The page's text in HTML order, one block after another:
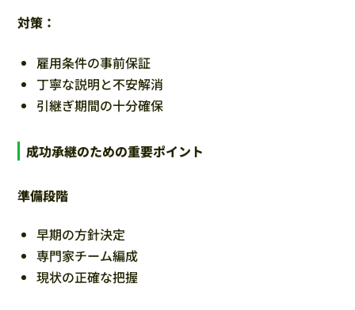
対策：
雇用条件の事前保証
丁寧な説明と不安解消
引継ぎ期間の十分確保
成功承継のための重要ポイント
準備段階
早期の方針決定
専門家チーム編成
現状の正確な把握